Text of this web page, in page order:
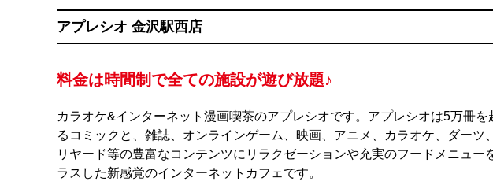
アプレシオ 金沢駅西店
料金は時間制で全ての施設が遊び放題♪
カラオケ&インターネット漫画喫茶のアプレシオです。アプレシオは5万冊を
るコミックと、雑誌、オンラインゲーム、映画、アニメ、カラオケ、ダーツ
リヤード等の豊富なコンテンツにリラクゼーションや充実のフードメニュー
ラスした新感覚のインターネットカフェです。